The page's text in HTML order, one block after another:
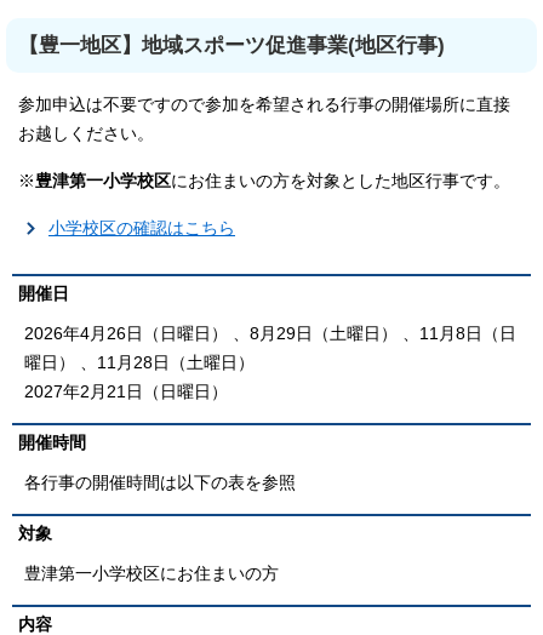
【豊一地区】地域スポーツ促進事業(地区行事)
参加申込は不要ですので参加を希望される行事の開催場所に直接
お越しください。
※豊津第一小学校区にお住まいの方を対象とした地区行事です。
小学校区の確認はこちら
開催日
2026年4月26日（日曜日） 、8月29日（土曜日） 、11月8日（日
曜日） 、11月28日（土曜日）
2027年2月21日（日曜日）
開催時間
各行事の開催時間は以下の表を参照
対象
豊津第一小学校区にお住まいの方
内容